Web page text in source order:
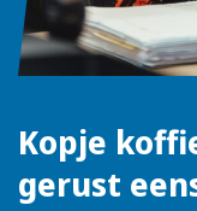
Kopje
gerust